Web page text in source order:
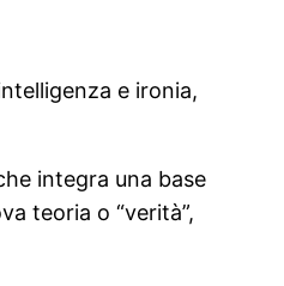
e ironia,
integra una base
teoria o “verità”,